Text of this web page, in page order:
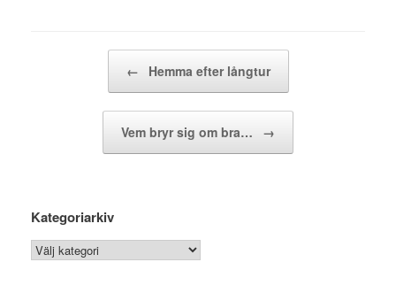
← Hemma efter långtur
Vem bryr sig om bra… →
Kategoriarkiv
Kategoriarkiv